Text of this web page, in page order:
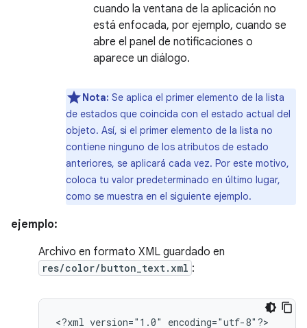
cuando la ventana de la aplicación no
está enfocada, por ejemplo, cuando se
abre el panel de notificaciones o
aparece un diálogo.
Nota: Se aplica el primer elemento de la lista
de estados que coincida con el estado actual del
objeto. Así, si el primer elemento de la lista no
contiene ninguno de los atributos de estado
anteriores, se aplicará cada vez. Por este motivo,
coloca tu valor predeterminado en último lugar,
como se muestra en el siguiente ejemplo.
ejemplo:
Archivo en formato XML guardado en
res/color/button_text.xml :
<?xml version="1.0" encoding="utf-8"?>